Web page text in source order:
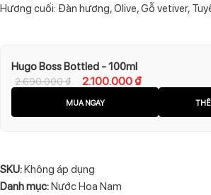
Hương cuối: Đàn hương, Olive, Gỗ vetiver,
Hugo Boss Bottled - 100ml
2.690.000₫ 2.100.000₫
MUA NGAY
SKU:Không áp dụng
Danh mục:Nước Hoa Nam